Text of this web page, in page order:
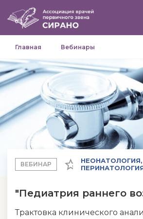
Главная Вебинары
ВЕБИНАР
НЕОНАТОЛОГИЯ,
"Педиатрия раннего
Трактовка клинического